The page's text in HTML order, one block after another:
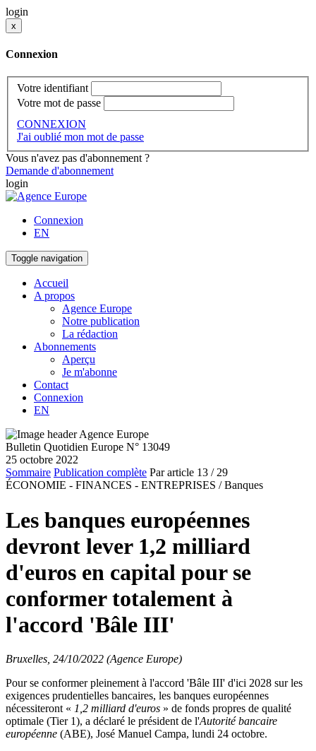
login
x
Connexion
Votre identifiant
Votre mot de passe
CONNEXION
J'ai oublié mon mot de passe
Vous n'avez pas d'abonnement ?
Demande d'abonnement
login
Connexion
EN
Toggle navigation
Accueil
A propos
Agence Europe
Notre publication
La rédaction
Abonnements
Aperçu
Je m'abonne
Contact
Connexion
EN
Bulletin Quotidien Europe N° 13049
25 octobre 2022
Sommaire Publication complète Par article 13 / 29
ÉCONOMIE - FINANCES - ENTREPRISES / Banques
Les banques européennes
devront lever 1,2 milliard
d'euros en capital pour se
conformer totalement à
l'accord 'Bâle III'
Bruxelles, 24/10/2022 (Agence Europe)
Pour se conformer pleinement à l'accord 'Bâle III' d'ici 2028 sur les
exigences prudentielles bancaires, les banques européennes
nécessiteront « 1,2 milliard d'euros » de fonds propres de qualité
optimale (Tier 1), a déclaré le président de l'Autorité bancaire
européenne (ABE), José Manuel Campa, lundi 24 octobre.